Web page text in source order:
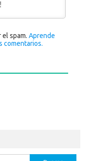
el spam.Aprende
comentarios.